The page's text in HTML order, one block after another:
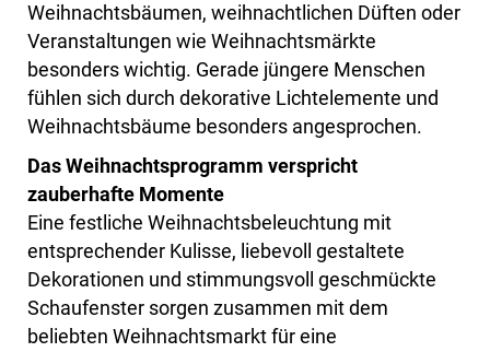
Weihnachtsbäumen, weihnachtlichen Düften oder
Veranstaltungen wie Weihnachtsmärkte
besonders wichtig. Gerade jüngere Menschen
fühlen sich durch dekorative Lichtelemente und
Weihnachtsbäume besonders angesprochen.
Das Weihnachtsprogramm verspricht
zauberhafte Momente
Eine festliche Weihnachtsbeleuchtung mit
entsprechender Kulisse, liebevoll gestaltete
Dekorationen und stimmungsvoll geschmückte
Schaufenster sorgen zusammen mit dem
beliebten Weihnachtsmarkt für eine